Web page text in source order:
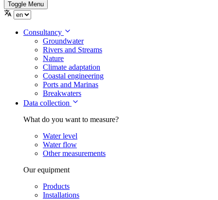
Toggle Menu
Consultancy
Groundwater
Rivers and Streams
Nature
Climate adaptation
Coastal engineering
Ports and Marinas
Breakwaters
Data collection
What do you want to measure?
Water level
Water flow
Other measurements
Our equipment
Products
Installations